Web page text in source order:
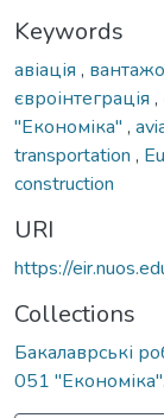
Keywords
авіація ,
євроінтеграція ,
"Економіка" ,
transportation ,
construction
URI
https://
Collections
Бакалаврські
051